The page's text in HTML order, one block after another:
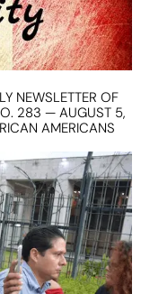
NEWSLETTER OF
283 — AUGUST 5,
AMERICANS